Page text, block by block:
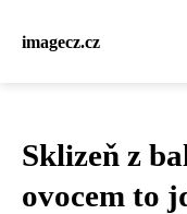
imagecz.cz
Sklizeň z
ovocem to